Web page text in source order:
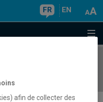
FR EN
afin de collecter des